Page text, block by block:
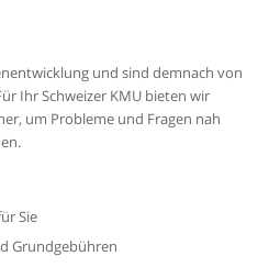
und sind demnach von
Ihr Schweizer KMU bieten wir
um Probleme und Fragen nah
Sie
Grundgebühren